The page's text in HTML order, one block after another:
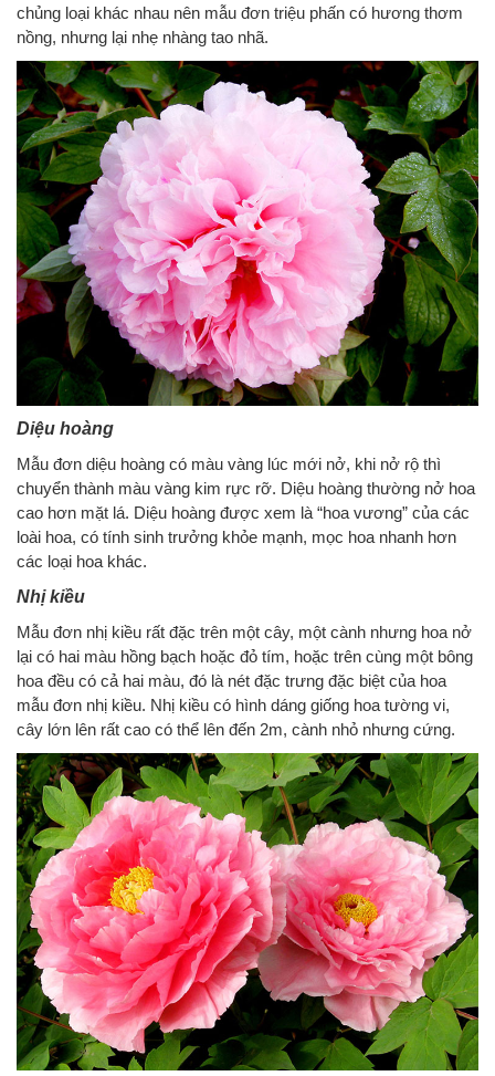
chủng loại khác nhau nên mẫu đơn triệu phấn có hương thơm
nồng, nhưng lại nhẹ nhàng tao nhã.
Diệu hoàng
Mẫu đơn diệu hoàng có màu vàng lúc mới nở, khi nở rộ thì
chuyển thành màu vàng kim rực rỡ. Diệu hoàng thường nở hoa
cao hơn mặt lá. Diệu hoàng được xem là “hoa vương” của các
loài hoa, có tính sinh trưởng khỏe mạnh, mọc hoa nhanh hơn
các loại hoa khác.
Nhị kiều
Mẫu đơn nhị kiều rất đặc trên một cây, một cành nhưng hoa nở
lại có hai màu hồng bạch hoặc đỏ tím, hoặc trên cùng một bông
hoa đều có cả hai màu, đó là nét đặc trưng đặc biệt của hoa
mẫu đơn nhị kiều. Nhị kiều có hình dáng giống hoa tường vi,
cây lớn lên rất cao có thể lên đến 2m, cành nhỏ nhưng cứng.